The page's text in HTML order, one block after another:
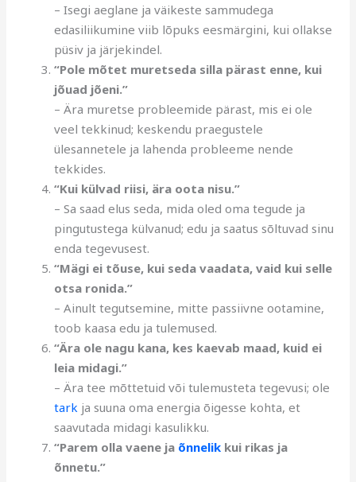
– Isegi aeglane ja väikeste sammudega
edasiliikumine viib lõpuks eesmärgini, kui ollakse
püsiv ja järjekindel.
“Pole mõtet muretseda silla pärast enne, kui
jõuad jõeni.”
– Ära muretse probleemide pärast, mis ei ole
veel tekkinud; keskendu praegustele
ülesannetele ja lahenda probleeme nende
tekkides.
“Kui külvad riisi, ära oota nisu.”
– Sa saad elus seda, mida oled oma tegude ja
pingutustega külvanud; edu ja saatus sõltuvad sinu
enda tegevusest.
“Mägi ei tõuse, kui seda vaadata, vaid kui selle
otsa ronida.”
– Ainult tegutsemine, mitte passiivne ootamine,
toob kaasa edu ja tulemused.
“Ära ole nagu kana, kes kaevab maad, kuid ei
leia midagi.”
– Ära tee mõttetuid või tulemusteta tegevusi; ole
tark ja suuna oma energia õigesse kohta, et
saavutada midagi kasulikku.
“Parem olla vaene ja õnnelik kui rikas ja
õnnetu.”